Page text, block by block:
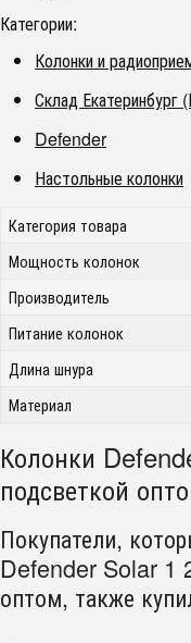
Категории:
Колонки и
Склад Екатеринбург
Defender
Настольные колонки
Категория товара
Мощность колонок
Производитель
Питание колонок
Длина шнура
Материал
Колонки
подсветкой
Покупатели,
Defender Solar 1
оптом, также